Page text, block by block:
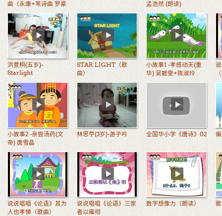
曲（永康+苇诗曲 罗豪
演绎）
孟浩然 (朗读)
洪萱桐(五岁)-
Starlight
STAR LIGHT（歌
曲）
小故事1 -孝感动天(重
华) 吴碧雯+陈淑玲
小故事2 -亲尝汤药(文
帝) 唐雪晶
林思苧(3岁)-游子吟 全国华小学《唐诗》02
说说唱唱《论语》其为
人也孝悌（歌曲）
说说唱唱《论语》三家
者以雍彻
数字想像力（朗读）